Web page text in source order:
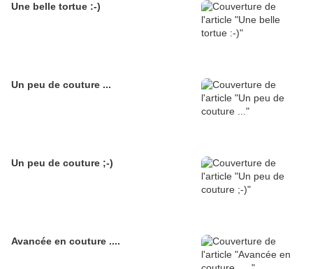
Une belle tortue :-)
Un peu de couture ...
Un peu de couture ;-)
Avancée en couture ....